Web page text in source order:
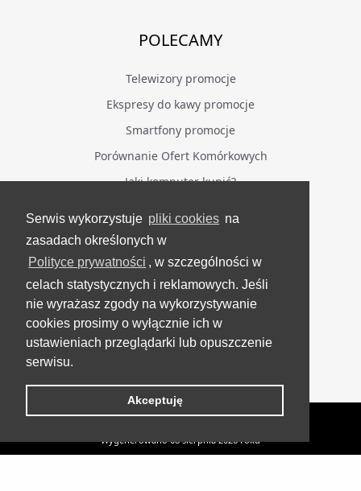
Serwis wykorzystuje pliki cookies na
zasadach określonych w
Polityce prywatności , w szczególności w
celach statystycznych i reklamowych. Jeśli
nie wyrażasz zgody na wykorzystywanie
cookies prosimy o wyłącznie ich w
ustawieniach przeglądarki lub opuszczenie
serwisu.
Akceptuję
POLECAMY
Telewizory promocje
Ekspresy do kawy promocje
Smartfony promocje
Porównanie Ofert Komórkowych
Jaki komputer kupić?
BĄDŹ NA BIEŻĄCO
Facebook
Grupa Testerzy Videotestów
YouTube
Twitter
VideoTesty.pl Wszelkie prawa zastrzeżone
Wygenerowano 08 sierpnia 2026 roku